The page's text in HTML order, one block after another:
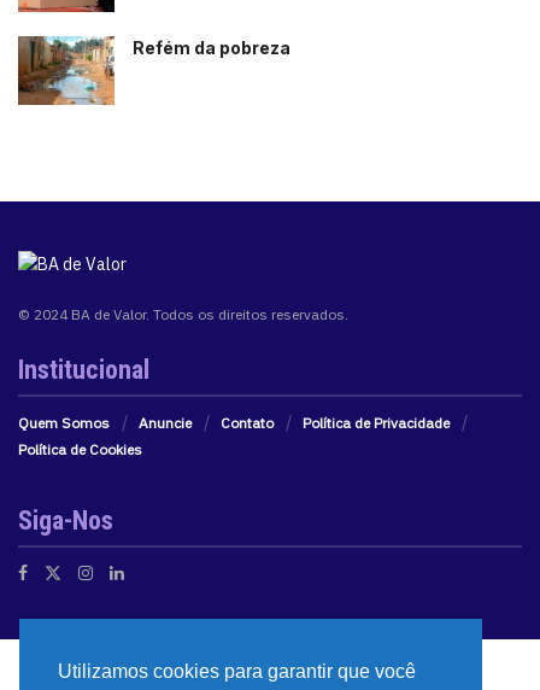
Refém da pobreza
© 2024 BA de Valor. Todos os direitos reservados.
Institucional
Quem Somos Anuncie Contato
Política de Privacidade
Política de Cookies
Siga-Nos
Utilizamos cookies para garantir que você